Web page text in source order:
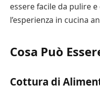
essere facile da pulire
l’esperienza in cucina
Cosa Può
Cottura di